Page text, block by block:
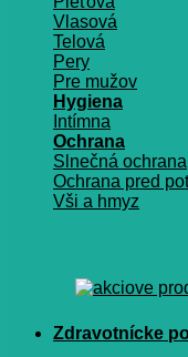
Vlasová
Telová
Pery
Pre mužov
Hygiena
Intímna
Ochrana
Slnečná ochrana
Ochrana pred
Vši a hmyz
Zdravotnícke